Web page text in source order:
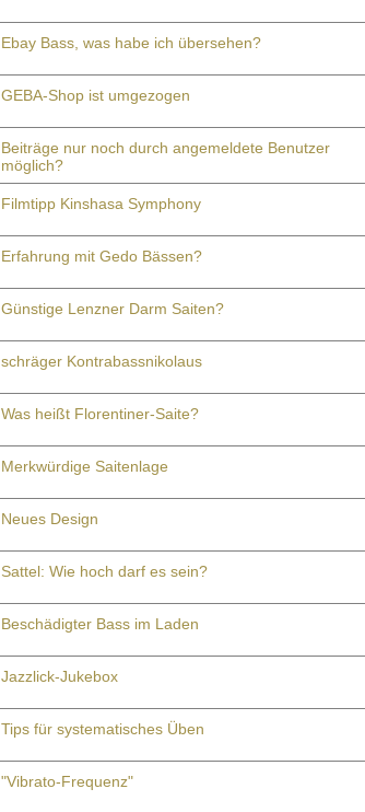
Ebay Bass, was habe ich übersehen?
GEBA-Shop ist umgezogen
Beiträge nur noch durch angemeldete Benutzer
möglich?
Filmtipp Kinshasa Symphony
Erfahrung mit Gedo Bässen?
Günstige Lenzner Darm Saiten?
schräger Kontrabassnikolaus
Was heißt Florentiner-Saite?
Merkwürdige Saitenlage
Neues Design
Sattel: Wie hoch darf es sein?
Beschädigter Bass im Laden
Jazzlick-Jukebox
Tips für systematisches Üben
"Vibrato-Frequenz"